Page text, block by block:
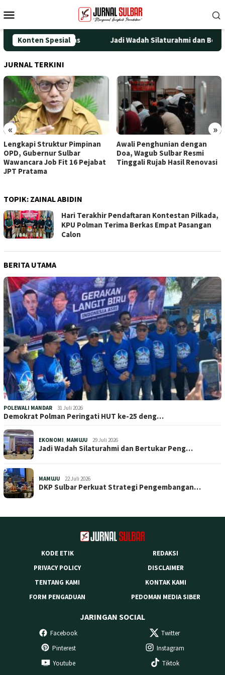
ke
Mobile
Konten Spesial
Jadi Prioritas Jadi Wadah Silaturahmi dan
JURNAL TERKINI
« »
Lengkapi Struktur Pimpinan
OPD, Gubernur Sulbar
Wawancara Job Fit 16 Pejabat
JPT Pratama
Awali Penghunian dengan
Doa, Wagub Sulbar Resmi
Tinggali Rujab Hasil Renovasi
TOPIK: ZAINAL ABIDIN
Hari Terakhir Pendaftaran Kontestan Pilkada,
KPU Polman Terima Berkas Empat Pasangan
Calon
BERITA UTAMA
POLEWALI MANDAR 31 Juli 2026
Demokrat Polman Peringati HUT ke-25 deng…
EKONOMI, MAMUJU 29 Juli 2026
Jadi Wadah Silaturahmi dan Bertukar Peng…
MAMUJU 22 Juli 2026
DKP Sulbar Perkuat Strategi Pengembangan…
KODE ETIK
REDAKSI
PRIVACY POLICY
DISCLAIMER
TENTANG KAMI
KONTAK KAMI
FORM PENGADUAN
PEDOMAN MEDIA SIBER
JARINGAN SOCIAL
Facebook
Twitter
Pinterest
Instagram
Youtube
Tiktok